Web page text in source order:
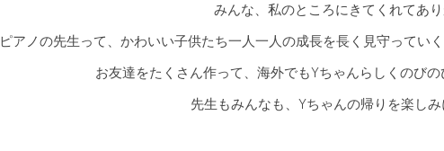
みんな、私のところにきてくれてあ
ピアノの先生って、かわいい子供たち一人一人の成長を長く見守ってい
お友達をたくさん作って、海外でもYちゃんらしくのび
先生もみんなも、Yちゃんの帰りを楽しみ